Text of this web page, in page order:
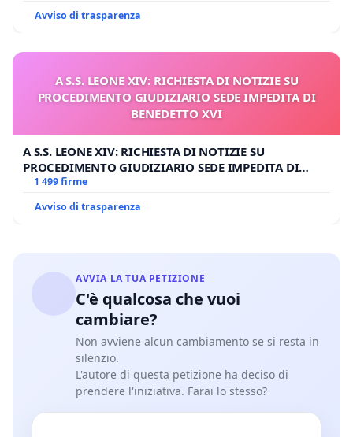
Avviso di trasparenza
A S.S. LEONE XIV: RICHIESTA DI NOTIZIE SU
PROCEDIMENTO GIUDIZIARIO SEDE IMPEDITA DI
BENEDETTO XVI
A S.S. LEONE XIV: RICHIESTA DI NOTIZIE SU
PROCEDIMENTO GIUDIZIARIO SEDE IMPEDITA DI
BENEDETTO XVI
1 499 firme
Avviso di trasparenza
AVVIA LA TUA PETIZIONE
C'è qualcosa che vuoi
cambiare?
Non avviene alcun cambiamento se si resta in
silenzio.
L'autore di questa petizione ha deciso di
prendere l'iniziativa. Farai lo stesso?